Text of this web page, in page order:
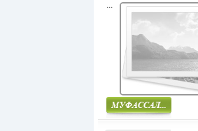
...